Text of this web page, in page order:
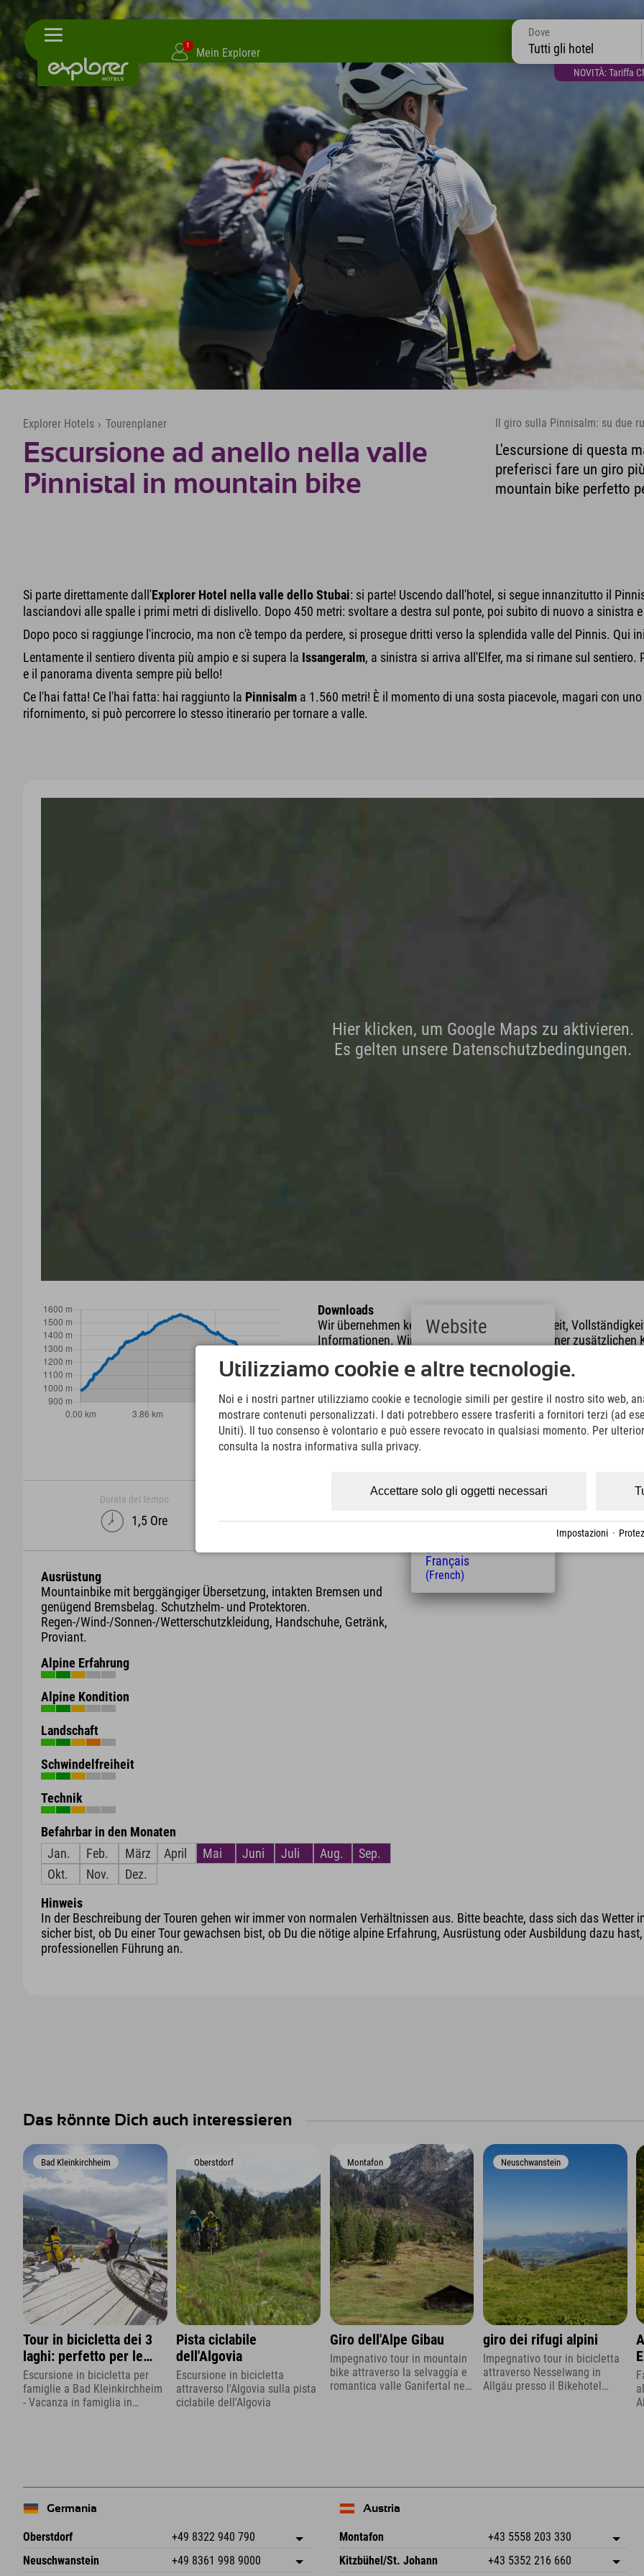
1
Mein Explorer
NOVITÀ: Tariffa
Dove
Tutti gli hotel
Explorer Hotels › Tourenplaner
Escursione ad anello nella valle
Pinnistal in mountain bike
Il giro sulla Pinnisalm: su due
L'escursione di questa
preferisci fare un giro
mountain bike perfetto
Si parte direttamente dall'Explorer Hotel nella valle dello Stubai: si parte! Uscendo dall'hotel, si segue innanzitutto il
lasciandovi alle spalle i primi metri di dislivello. Dopo 450 metri: svoltare a destra sul ponte, poi subito di nuovo a sinistra
Dopo poco si raggiunge l'incrocio, ma non c'è tempo da perdere, si prosegue dritti verso la splendida valle del Pinnis. Qui
Lentamente il sentiero diventa più ampio e si supera la Issangeralm, a sinistra si arriva all'Elfer, ma si rimane sul
e il panorama diventa sempre più bello!
Ce l'hai fatta! Ce l'hai fatta: hai raggiunto la Pinnisalm a 1.560 metri! È il momento di una sosta piacevole, magari con
rifornimento, si può percorrere lo stesso itinerario per tornare a valle.
Hier klicken, um Google Maps zu aktivieren.
Es gelten unsere Datenschutzbedingungen.
Downloads
Wir übernehmen keine Haftung für die Richtigkeit,
Informationen. Wir empfehlen die Mitnahme einer zusätzlichen
KML Download
Durata del tempo
1,5 Ore 10 km 573 m
Ausrüstung
Mountainbike mit berggängiger Übersetzung, intakten Bremsen und
genügend Bremsbelag. Schutzhelm- und Protektoren.
Regen-/Wind-/Sonnen-/Wetterschutzkleidung, Handschuhe, Getränk,
Proviant.
Alpine Erfahrung
Alpine Kondition
Landschaft
Schwindelfreiheit
Technik
Befahrbar in den Monaten
Jan.
Feb. März April Mai Juni Juli Aug.
Sep.
Okt.
Nov.
Dez.
Hinweis
In der Beschreibung der Touren gehen wir immer von normalen Verhältnissen aus. Bitte beachte, dass sich das Wetter
sicher bist, ob Du einer Tour gewachsen bist, ob Du die nötige alpine Erfahrung, Ausrüstung oder Ausbildung dazu
professionellen Führung an.
Das könnte Dich auch interessieren
Bad Kleinkirchheim
Tour in bicicletta dei 3
laghi: perfetto per le
famiglie
Escursione in bicicletta per
famiglie a Bad Kleinkirchheim
- Vacanza in famiglia in
Oberstdorf
Pista ciclabile
dell'Algovia
Escursione in bicicletta
attraverso l'Algovia sulla pista
ciclabile dell'Algovia
Montafon
Giro dell'Alpe Gibau
Impegnativo tour in mountain
bike attraverso la selvaggia e
romantica valle Ganifertal nel
Neuschwanstein
giro dei rifugi alpini
Impegnativo tour in bicicletta
attraverso Nesselwang in
Allgäu presso il Bikehotel
Germania
Oberstdorf +49 8322 940 790
An der Breitach 3
Salva indirizzo
Neuschwanstein +49 8361 998 9000
Austria
Montafon +43 5558 203 330
Dorfstr. 127b
6793 Gaschurn/Montafon
Salva indirizzo
Kitzbühel/St. Johann +43 5352 216 660
Utilizziamo cookie e altre tecnologie.
Noi e i nostri partner utilizziamo cookie e tecnologie simili per gestire il nostro sito web,
mostrare contenuti personalizzati. I dati potrebbero essere trasferiti a fornitori terzi (ad
Uniti). Il tuo consenso è volontario e può essere revocato in qualsiasi momento. Per
consulta la nostra informativa sulla privacy.
Accettare solo gli oggetti necessari
Impostazioni ·
Website
Deutsch
(German)
(English)
Italiano
(Italian)
(Polish)
(Hungarian)
Français
(French)